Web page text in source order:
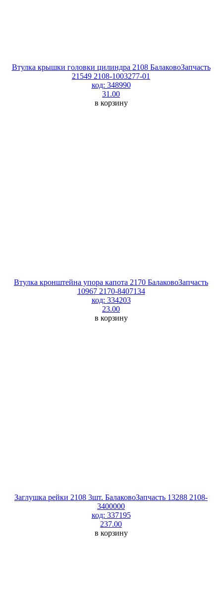
Втулка крышки головки цилиндра 2108 БалаковоЗапчасть
21549 2108-1003277-01
код: 348990
31.00
в корзину
Втулка кронштейна упора капота 2170 БалаковоЗапчасть
10967 2170-8407134
код: 334203
23.00
в корзину
Заглушка рейки 2108 3шт. БалаковоЗапчасть 13288 2108-
3400000
код: 337195
237.00
в корзину